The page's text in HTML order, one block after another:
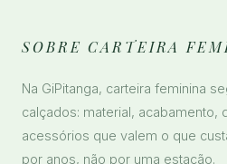
SOBRE CARTEIRA
Na GiPitanga, carteira feminina
calçados: material, acabamento,
acessórios que valem o que
por anos, não por uma estação.